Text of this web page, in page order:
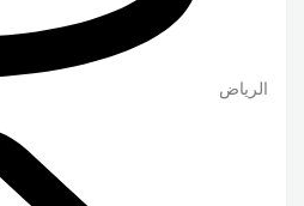
الرياض